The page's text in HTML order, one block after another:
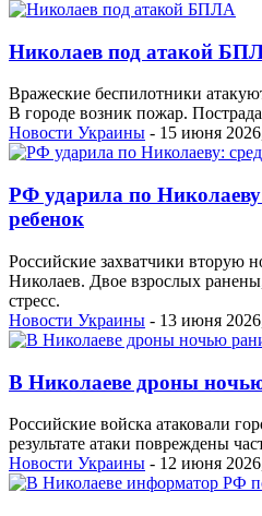
Николаев под атакой
Вражеские беспилотники
В городе возник пожар.
Новости Украины - 15 июня
РФ ударила по
ребенок
Российские захватчики вторую
Николаев. Двое взрослых
стресс.
Новости Украины - 13 июня
В Николаеве дроны
Российские войска атаковали
результате атаки повреждены
Новости Украины - 12 июня